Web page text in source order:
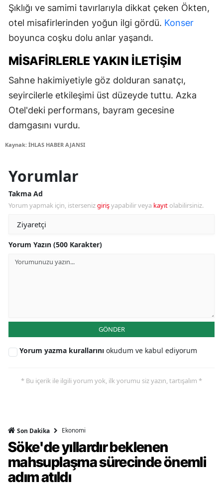
Şıklığı ve samimi tavırlarıyla dikkat çeken Ökten,
otel misafirlerinden yoğun ilgi gördü. Konser
boyunca coşku dolu anlar yaşandı.
MISAFIRLERLE YAKIN İLETIŞIM
Sahne hakimiyetiyle göz dolduran sanatçı,
seyircilerle etkileşimi üst düzeyde tuttu. Azka
Otel'deki performans, bayram gecesine
damgasını vurdu.
Kaynak: İHLAS HABER AJANSI
Yorumlar
Takma Ad
Yorum yapmak için, istersenizgirişyapabilir veya kayıt olabilirsiniz.
Yorum Yazın (500 Karakter)
GÖNDER
Yorum yazma kurallarını okudum ve kabul ediyorum
* Bu içerik ile ilgili yorum yok, ilk yorumu siz yazın, tartışalım *
Son Dakika Ekonomi
Söke'de yıllardır beklenen
mahsuplaşma sürecinde önemli
adım atıldı